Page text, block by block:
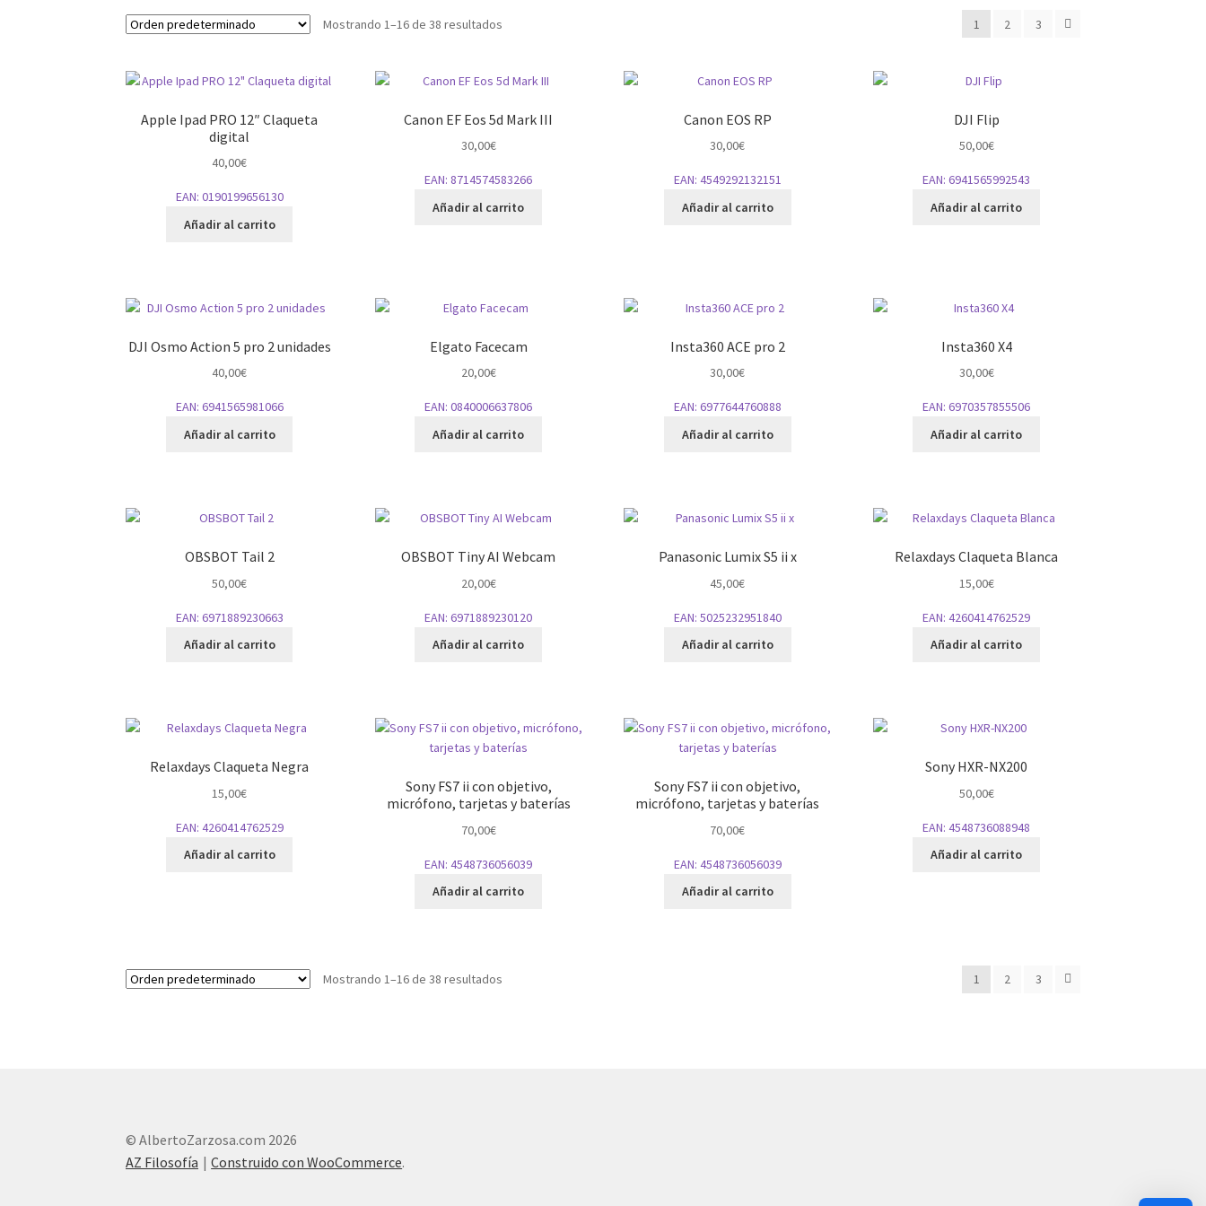
Mostrando 1–16 de 38 resultados 1 2 3
Apple Ipad PRO 12″ Claqueta
digital
40,00€
EAN: 0190199656130
Añadir al carrito
Canon EF Eos 5d Mark III
30,00€
EAN:8714574583266
Añadir al carrito
Canon EOS RP
30,00€
EAN: 4549292132151
Añadir al carrito
DJI Flip
50,00€
EAN:6941565992543
Añadir al carrito
DJI Osmo Action 5 pro 2 unidades
40,00€
EAN: 6941565981066
Añadir al carrito
Elgato Facecam
20,00€
EAN:0840006637806
Añadir al carrito
Insta360 ACE pro 2
30,00€
EAN: 6977644760888
Añadir al carrito
Insta360 X4
30,00€
EAN:6970357855506
Añadir al carrito
OBSBOT Tail 2
50,00€
EAN: 6971889230663
Añadir al carrito
OBSBOT Tiny AI Webcam
20,00€
EAN:6971889230120
Añadir al carrito
Panasonic Lumix S5 ii x
45,00€
EAN: 5025232951840
Añadir al carrito
Relaxdays Claqueta Blanca
15,00€
EAN:4260414762529
Añadir al carrito
Relaxdays Claqueta Negra
15,00€
EAN: 4260414762529
Añadir al carrito
Sony FS7 ii con objetivo,
micrófono, tarjetas y baterías
70,00€
EAN:4548736056039
Añadir al carrito
Sony FS7 ii con objetivo,
micrófono, tarjetas y baterías
70,00€
EAN: 4548736056039
Añadir al carrito
Sony HXR-NX200
50,00€
EAN:4548736088948
Añadir al carrito
Mostrando 1–16 de 38 resultados 1 2 3
© AlbertoZarzosa.com 2026
AZ Filosofía
Construido con WooCommerce.